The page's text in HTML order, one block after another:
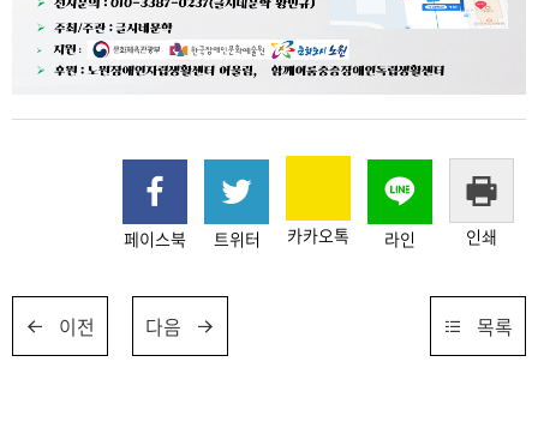
페이스북 트위터 카카오톡 라인 인쇄
이전 다음 목록